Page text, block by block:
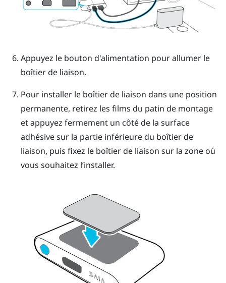
Appuyez le bouton d'alimentation pour allumer le
boîtier de liaison.
Pour installer le boîtier de liaison dans une position
permanente, retirez les films du patin de montage
et appuyez fermement un côté de la surface
adhésive sur la partie inférieure du boîtier de
liaison, puis fixez le boîtier de liaison sur la zone où
vous souhaitez l’installer.